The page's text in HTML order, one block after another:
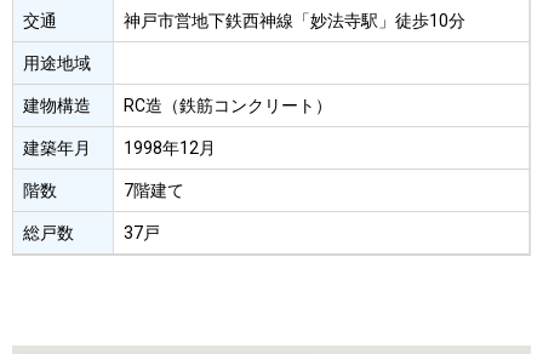
交通 神戸市営地下鉄西神線「妙法寺駅」徒歩10分
用途地域
建物構造 RC造（鉄筋コンクリート）
建築年月 1998年12月
階数 7階建て
総戸数 37戸